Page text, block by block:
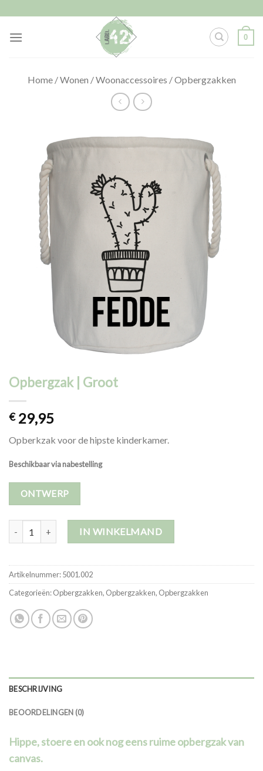
content
0
Home /Wonen /Woonaccessoires /Opbergzakken
Opbergzak | Groot
€29,95
Opberkzak voor de hipste kinderkamer.
Beschikbaar via nabestelling
ONTWERP
Opbergzak | Groot aantalIN WINKELMAND
Artikelnummer:5001.002
Categorieën:Opbergzakken, Opbergzakken, Opbergzakken
BESCHRIJVING
BEOORDELINGEN (0)
Hippe, stoere en ook nog eens ruime opbergzak van
canvas.